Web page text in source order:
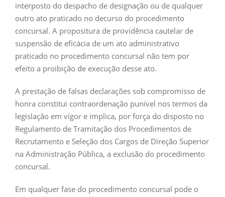
interposto do despacho de designação ou de qualquer
outro ato praticado no decurso do procedimento
concursal. A propositura de providência cautelar de
suspensão de eficácia de um ato administrativo
praticado no procedimento concursal não tem por
efeito a proibição de execução desse ato.
A prestação de falsas declarações sob compromisso de
honra constitui contraordenação punível nos termos da
legislação em vigor e implica, por força do disposto no
Regulamento de Tramitação dos Procedimentos de
Recrutamento e Seleção dos Cargos de Direção Superior
na Administração Pública, a exclusão do procedimento
concursal.
Em qualquer fase do procedimento concursal pode o